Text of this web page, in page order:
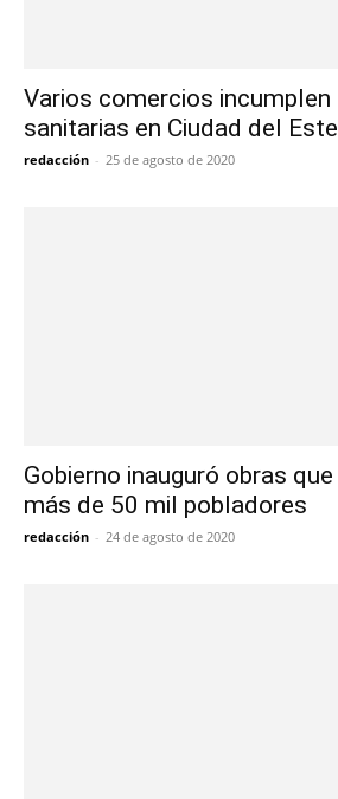
Varios comercios incumplen
sanitarias en Ciudad del Este
redacción - 25 de agosto de 2020
Gobierno inauguró obras
más de 50 mil pobladores
redacción - 24 de agosto de 2020